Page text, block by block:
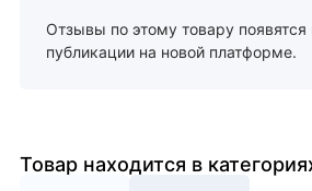
Отзывы по этому товару появятся
публикации на новой платформе.
Товар находится в